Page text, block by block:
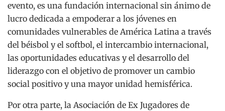
evento, es una fundación internacional sin ánimo de
lucro dedicada a empoderar a los jóvenes en
comunidades vulnerables de América Latina a través
del béisbol y el softbol, el intercambio internacional,
las oportunidades educativas y el desarrollo del
liderazgo con el objetivo de promover un cambio
social positivo y una mayor unidad hemisférica.
Por otra parte, la Asociación de Ex Jugadores de